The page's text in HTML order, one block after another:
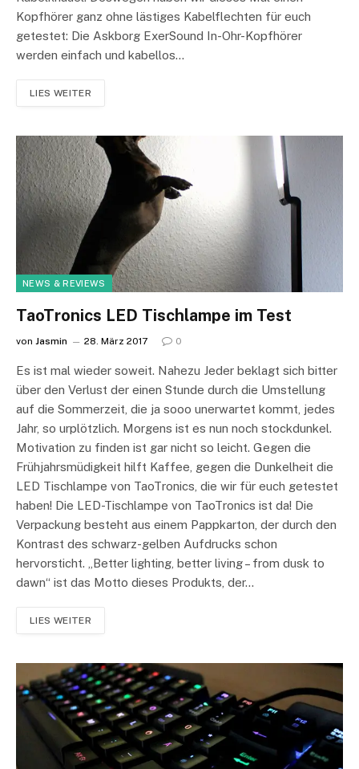
Kopfhörer ganz ohne lästiges Kabelflechten für euch
getestet: Die Askborg ExerSound In-Ohr-Kopfhörer
werden einfach und kabellos…
LIES WEITER
NEWS & REVIEWS
TaoTronics LED Tischlampe im Test
von Jasmin 28. März 2017 0
Es ist mal wieder soweit. Nahezu Jeder beklagt sich bitter
über den Verlust der einen Stunde durch die Umstellung
auf die Sommerzeit, die ja sooo unerwartet kommt, jedes
Jahr, so urplötzlich. Morgens ist es nun noch stockdunkel.
Motivation zu finden ist gar nicht so leicht. Gegen die
Frühjahrsmüdigkeit hilft Kaffee, gegen die Dunkelheit die
LED Tischlampe von TaoTronics, die wir für euch getestet
haben! Die LED-Tischlampe von TaoTronics ist da! Die
Verpackung besteht aus einem Pappkarton, der durch den
Kontrast des schwarz-gelben Aufdrucks schon
hervorsticht. „Better lighting, better living – from dusk to
dawn“ ist das Motto dieses Produkts, der…
LIES WEITER